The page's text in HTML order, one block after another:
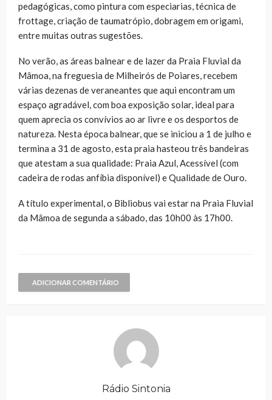
pedagógicas, como pintura com especiarias, técnica de
frottage, criação de taumatrópio, dobragem em origami,
entre muitas outras sugestões.
No verão, as áreas balnear e de lazer da Praia Fluvial da
Mâmoa, na freguesia de Milheirós de Poiares, recebem
várias dezenas de veraneantes que aqui encontram um
espaço agradável, com boa exposição solar, ideal para
quem aprecia os convívios ao ar livre e os desportos de
natureza. Nesta época balnear, que se iniciou a 1 de julho e
termina a 31 de agosto, esta praia hasteou três bandeiras
que atestam a sua qualidade: Praia Azul, Acessível (com
cadeira de rodas anfíbia disponível) e Qualidade de Ouro.
A título experimental, o Bibliobus vai estar na Praia Fluvial
da Mâmoa de segunda a sábado, das 10h00 às 17h00.
ADICIONAR COMENTÁRIO
Rádio Sintonia